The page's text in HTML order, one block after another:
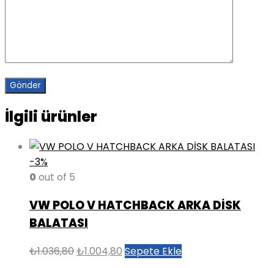
İlgili ürünler
-3%
0 out of 5
VW POLO V HATCHBACK ARKA DİSK
BALATASI
₺1.036,80Orijinal
₺1.004,80 Şu
Sepete Ekle